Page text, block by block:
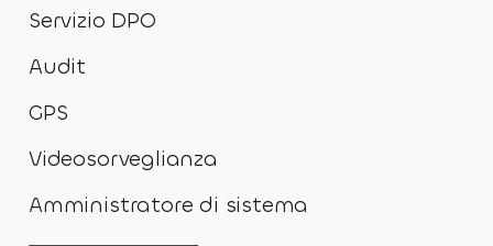
Servizio DPO
Audit
GPS
Videosorveglianza
Amministratore di sistema